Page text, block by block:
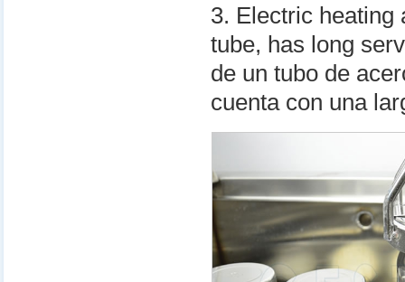
3. Electric heating
tube, has long
de un tubo de
cuenta con una